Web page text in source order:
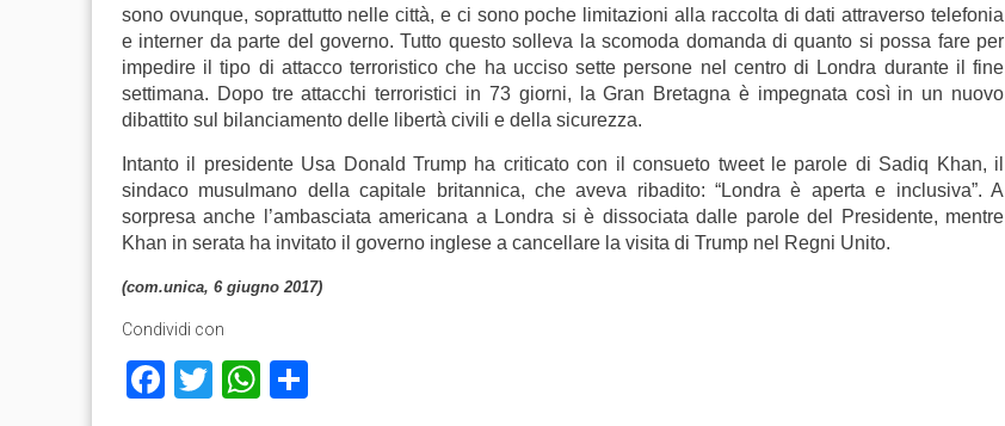
sono ovunque, soprattutto nelle città, e ci sono poche limitazioni alla raccolta di dati attraverso telefonia
e interner da parte del governo. Tutto questo solleva la scomoda domanda di quanto si possa fare per
impedire il tipo di attacco terroristico che ha ucciso sette persone nel centro di Londra durante il fine
settimana. Dopo tre attacchi terroristici in 73 giorni, la Gran Bretagna è impegnata così in un nuovo
dibattito sul bilanciamento delle libertà civili e della sicurezza.
Intanto il presidente Usa Donald Trump ha criticato con il consueto tweet le parole di Sadiq Khan, il
sindaco musulmano della capitale britannica, che aveva ribadito: “Londra è aperta e inclusiva”. A
sorpresa anche l’ambasciata americana a Londra si è dissociata dalle parole del Presidente, mentre
Khan in serata ha invitato il governo inglese a cancellare la visita di Trump nel Regni Unito.
(com.unica, 6 giugno 2017)
Condividi con
Facebook
TwitterWhatsApp